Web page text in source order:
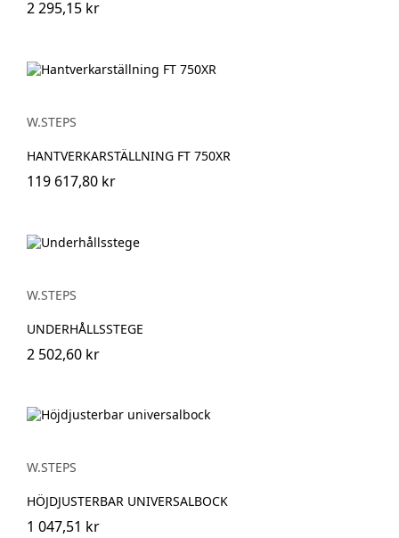
2 295,15 kr
W.STEPS
HANTVERKARSTÄLLNING FT 750XR
119 617,80 kr
W.STEPS
UNDERHÅLLSSTEGE
2 502,60 kr
W.STEPS
HÖJDJUSTERBAR UNIVERSALBOCK
1 047,51 kr